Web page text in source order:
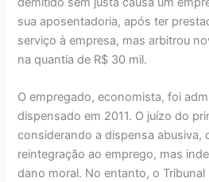
sua aposentadoria, após ter
serviço à empresa, mas arbitrou
na quantia de R$ 30 mil.
O empregado, economista, foi
dispensado em 2011. O juízo do
considerando a dispensa abusiva,
reintegração ao emprego, mas
dano moral. No entanto, o Tribunal